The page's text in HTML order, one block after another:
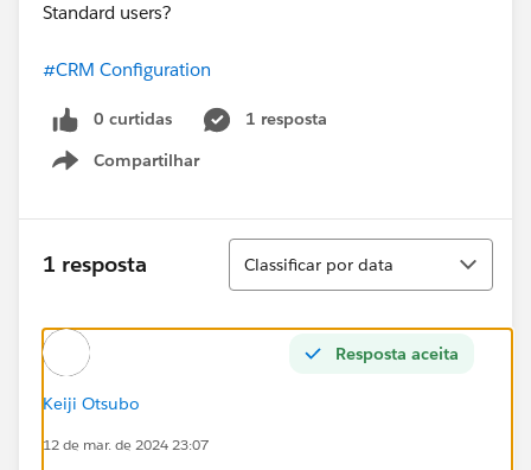
Standard users?
#CRM Configuration
0 curtidas
1 resposta
Compartilhar
Show menu
1 resposta
Classificar
Classificar por data
Resposta aceita
Keiji Otsubo
12 de mar. de 2024 23:07